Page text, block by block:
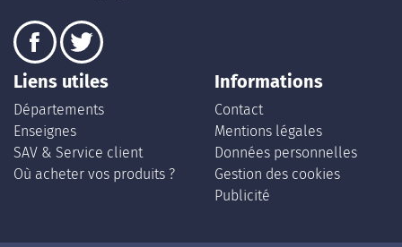
Liens utiles
Départements
Enseignes
SAV & Service client
Où acheter vos produits ?
Informations
Contact
Mentions légales
Données personnelles
Gestion des cookies
Publicité